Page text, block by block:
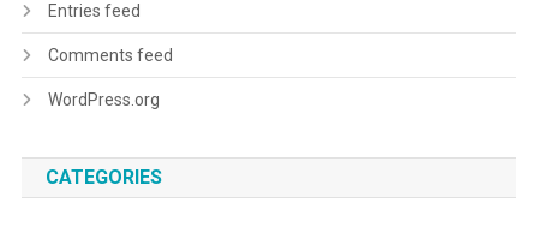
Entries feed
Comments feed
WordPress.org
CATEGORIES